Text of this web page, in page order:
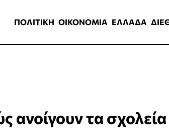
ΠΟΛΙΤΙΚΗ ΟΙΚΟΝΟΜΙΑ ΕΛΛΑΔΑ
ανοίγουν τα